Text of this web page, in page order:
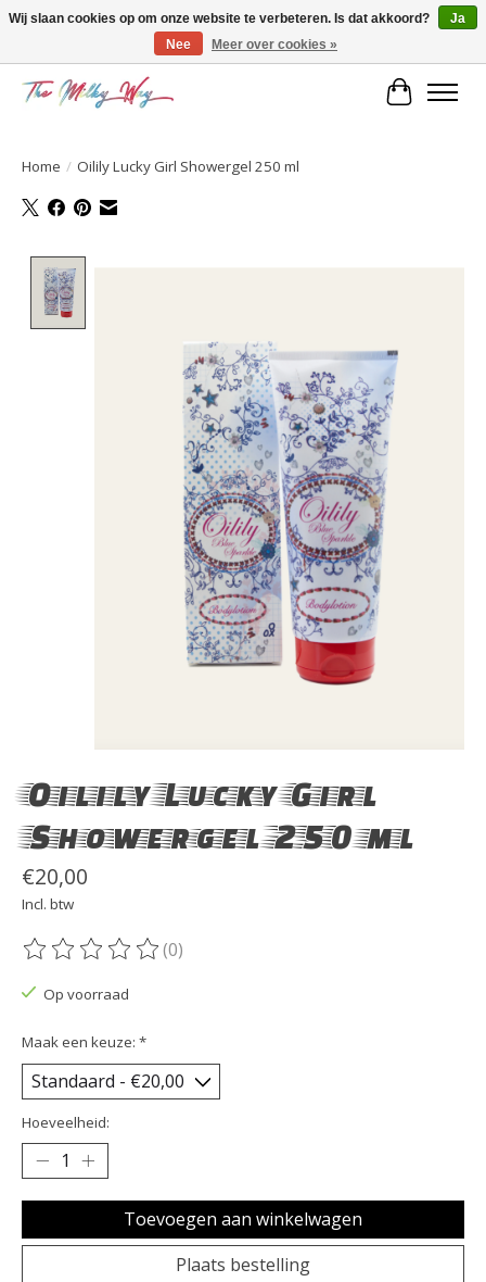
Home / Oilily Lucky Girl Showergel 250 ml
Oilily Lucky Girl
Showergel 250 ml
€20,00
Incl. btw
De beoordeling van dit product is
(0)
Op voorraad
Maak een keuze: *
Hoeveelheid:
Toevoegen aan winkelwagen
Plaats bestelling
Wij slaan cookies op om onze website te verbeteren. Is dat akkoord?
Ja
Nee
Meer over cookies »